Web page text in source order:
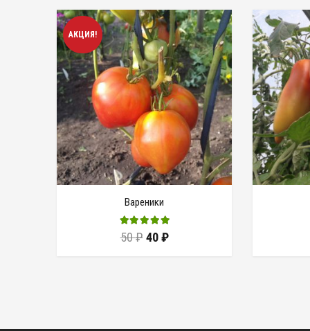
АКЦИЯ!
Вареники
50₽ 40₽